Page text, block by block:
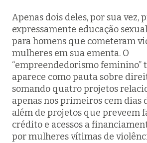
Apenas dois deles, por sua vez,
expressamente educação
para homens que cometeram
mulheres em sua ementa. O
“empreendedorismo feminino”
aparece como pauta sobre
somando quatro projetos
apenas nos primeiros cem dias
além de projetos que preveem
crédito e acessos a
por mulheres vítimas de